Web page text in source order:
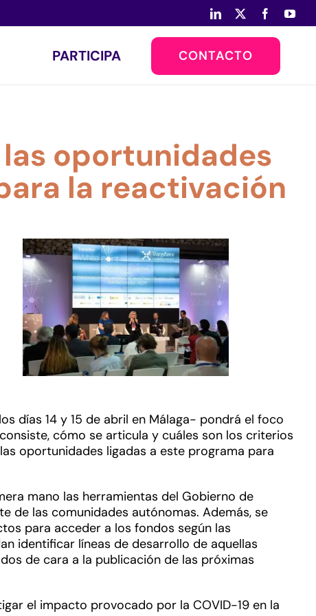
LinkedIn Facebook
PARTICIPA CONTACTO
oportunidades
la reactivación
días 14 y 15 de abril en Málaga- pondrá el foco
cómo se articula y cuáles son los criterios
oportunidades ligadas a este programa para
mano las herramientas del Gobierno de
de las comunidades autónomas. Además, se
para acceder a los fondos según las
identificar líneas de desarrollo de aquellas
de cara a la publicación de las próximas
el impacto provocado por la COVID-19 en la